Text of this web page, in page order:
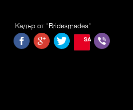
Кадър от "Bridesmades"
SAVE